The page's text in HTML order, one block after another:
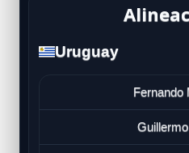
Uruguay
Fernando